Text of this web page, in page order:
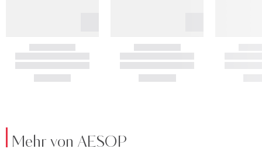
Mehr von AESOP